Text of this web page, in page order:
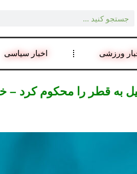
ورزشی اخبار سیاسی
به قطر را محکوم کرد –